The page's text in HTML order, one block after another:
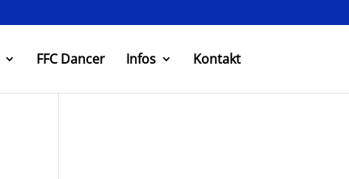
FFC Dancer Infos Kontakt